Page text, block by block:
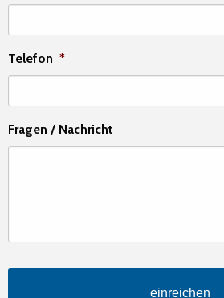
Telefon *
Fragen / Nachricht